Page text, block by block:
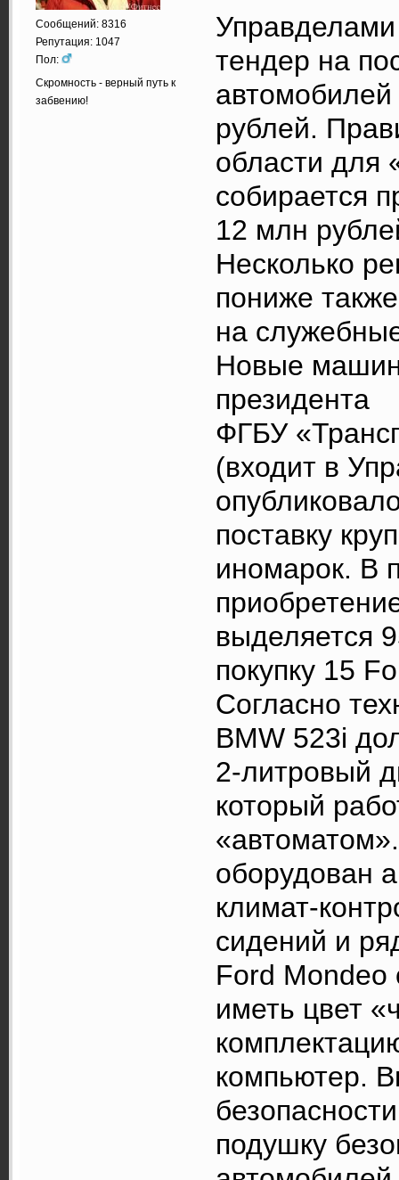
Сообщений: 8316
Репутация: 1047
Пол:
Скромность - верный путь к
забвению!
тендер на
рублей.
области для
собирается
12 млн
Несколько
пониже
на
Новые
президента
ФГБУ
(входит в
поставку
иномарок. В
выделяется
покупку 15
Согласно
BMW 523i
2-литровый
который
оборудован
климат-
сидений и
Ford
иметь цвет
компьютер.
подушку